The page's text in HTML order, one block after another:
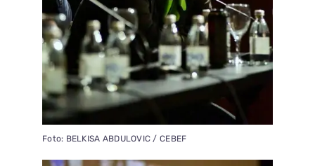
Foto: BELKISA ABDULOVIC / CEBEF